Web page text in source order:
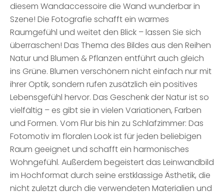
diesem Wandaccessoire die Wand wunderbar in
Szene! Die Fotografie schafft ein warmes
Raumgefühl und weitet den Blick – lassen Sie sich
überraschen! Das Thema des Bildes aus den Reihen
Natur und Blumen & Pflanzen entführt auch gleich
ins Grüne. Blumen verschönern nicht einfach nur mit
ihrer Optik, sondern rufen zusätzlich ein positives
Lebensgefühl hervor. Das Geschenk der Natur ist so
vielfältig – es gibt sie in vielen Variationen, Farben
und Formen. Vom Flur bis hin zu Schlafzimmer: Das
Fotomotiv im floralen Look ist für jeden beliebigen
Raum geeignet und schafft ein harmonisches
Wohngefühl. Außerdem begeistert das Leinwandbild
im Hochformat durch seine erstklassige Ästhetik, die
nicht zuletzt durch die verwendeten Materialien und